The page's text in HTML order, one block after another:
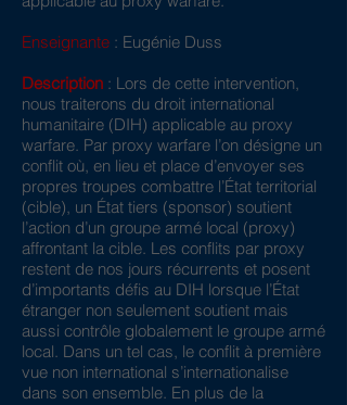
Enseignante : Eugénie Duss
Description : Lors de cette intervention,
nous traiterons du droit international
humanitaire (DIH) applicable au proxy
warfare. Par proxy warfare l’on désigne un
conflit où, en lieu et place d’envoyer ses
propres troupes combattre l’État territorial
(cible), un État tiers (sponsor) soutient
l’action d’un groupe armé local (proxy)
affrontant la cible. Les conflits par proxy
restent de nos jours récurrents et posent
d’importants défis au DIH lorsque l’État
étranger non seulement soutient mais
aussi contrôle globalement le groupe armé
local. Dans un tel cas, le conflit à première
vue non international s’internationalise
dans son ensemble. En plus de la